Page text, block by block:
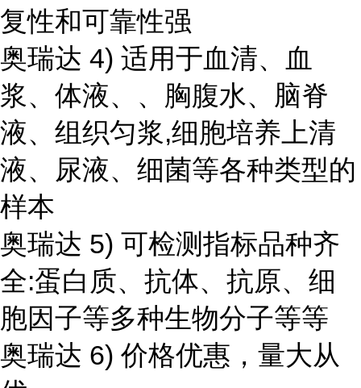
复性和可靠性强
奥瑞达 4) 适用于血清、血
浆、体液、、胸腹水、脑脊
液、组织匀浆,细胞培养上清
液、尿液、细菌等各种类型的
样本
奥瑞达 5) 可检测指标品种齐
全:蛋白质、抗体、抗原、细
胞因子等多种生物分子等等
奥瑞达 6) 价格优惠，量大从